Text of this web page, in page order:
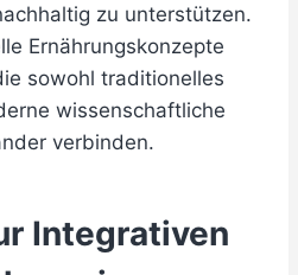
zu unterstützen.
Ernährungskonzepte
sowohl traditionelles
wissenschaftliche
verbinden.
Integrativen